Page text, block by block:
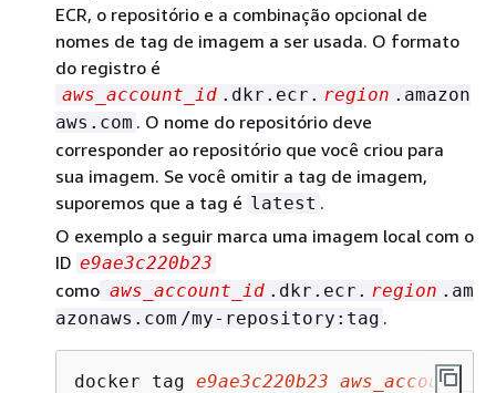
ECR, o repositório e a combinação opcional de
nomes de tag de imagem a ser usada. O formato
do registro é
aws_account_id .dkr.ecr. region .amazon
aws.com . O nome do repositório deve
corresponder ao repositório que você criou para
sua imagem. Se você omitir a tag de imagem,
suporemos que a tag é latest .
O exemplo a seguir marca uma imagem local com o
ID e9ae3c220b23
como aws_account_id .dkr.ecr. region .am
azonaws.com /my-repository:tag .
docker tag e9ae3c220b23 aws_account_id